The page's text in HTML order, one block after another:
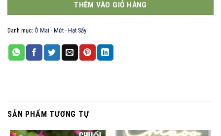
THÊM VÀO GIỎ HÀNG
Danh mục: Ô Mai - Mứt - Hạt Sấy
SẢN PHẨM TƯƠNG TỰ